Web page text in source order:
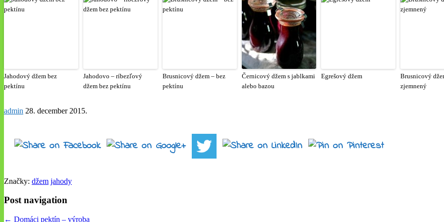
Jahodový džem bez
pektínu
Jahodovo – ríbezľový
džem bez pektínu
Brusnicový džem – bez
pektínu
Černicový džem s jablkami
alebo bazou
Egrešový džem
Brusnicový
zjemnený
admin 28. december 2015.
Značky: džem jahody
Post navigation
← Domáci pektín – výroba